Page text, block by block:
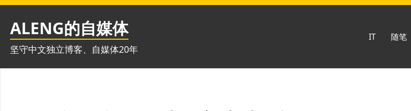
跳
ALENG的自媒体
坚守中文独立博客、自媒体20年
IT 随笔